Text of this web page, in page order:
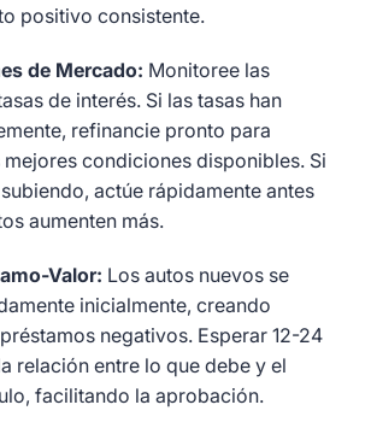
positivo consistente.
de Mercado: Monitoree las
de interés. Si las tasas han
refinancie pronto para
condiciones disponibles. Si
actúe rápidamente antes
aumenten más.
Valor: Los autos nuevos se
inicialmente, creando
negativos. Esperar 12-24
relación entre lo que debe y el
facilitando la aprobación.